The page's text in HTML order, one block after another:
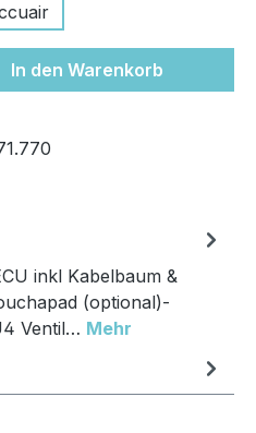
den
In den Warenkorb
inkl Kabelbaum &
(optional)-
Ventil… Mehr